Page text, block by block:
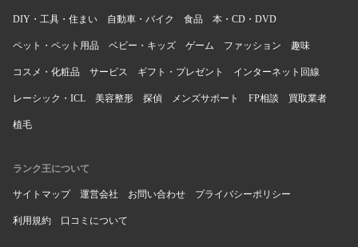
DIY・工具・住まい 自動車・バイク 食品 本・CD・DVD
ペット・ペット用品 ベビー・キッズ ゲーム ファッション 趣味
コスメ・化粧品 サービス ギフト・プレゼント インターネット回線
レーシック・ICL 美容整形 探偵 メンズサポート FP相談 買取業者
植毛
ランク王について
サイトマップ 運営会社 お問い合わせ プライバシーポリシー
利用規約 口コミについて